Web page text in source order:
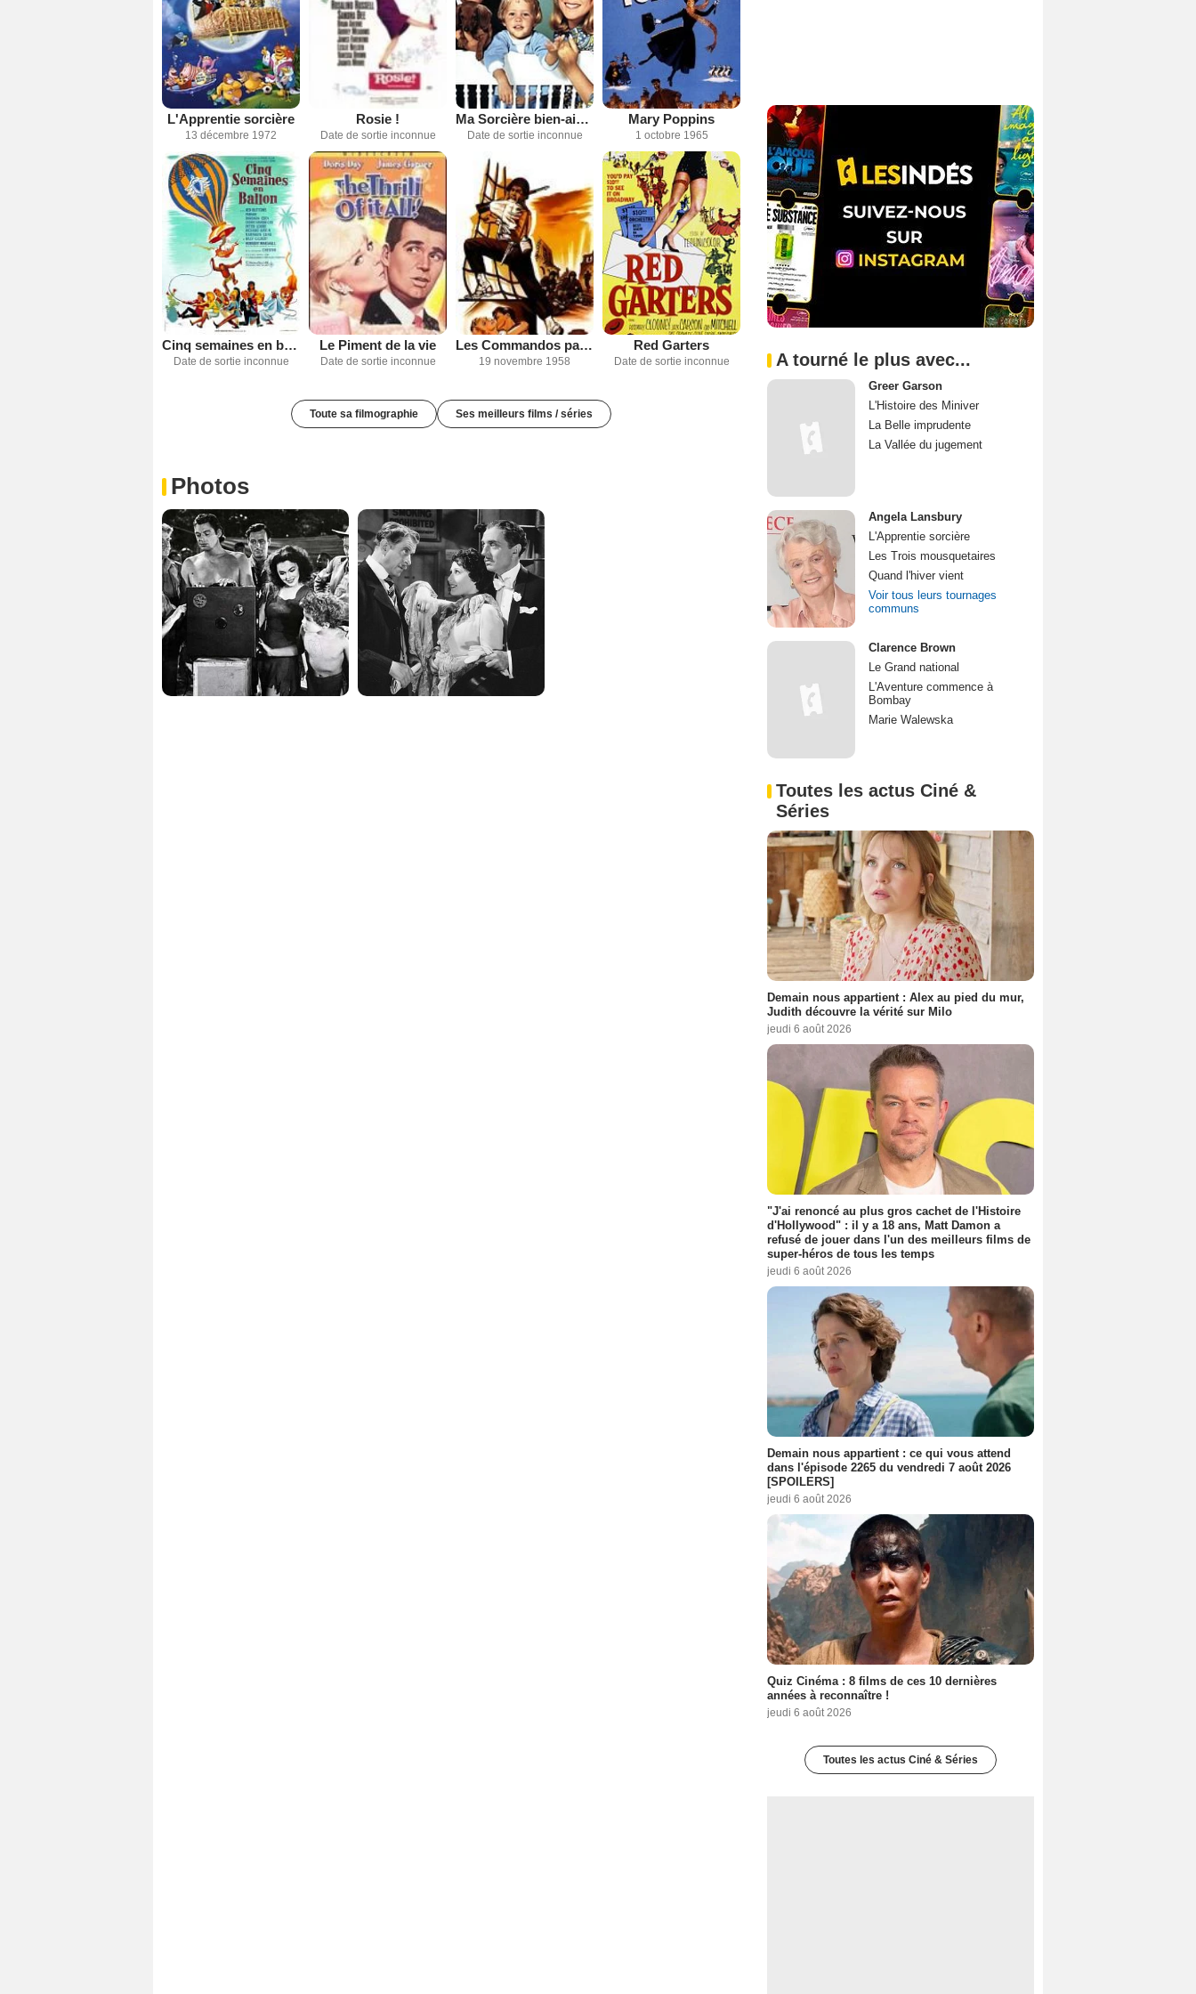
L'Apprentie sorcière
13 décembre 1972
Rosie !
Date de sortie inconnue
Ma Sorcière bien-aimée
Date de sortie inconnue
Mary Poppins
1 octobre 1965
Cinq semaines en ballon
Date de sortie inconnue
Le Piment de la vie
Date de sortie inconnue
Les Commandos passent à l'attaque
19 novembre 1958
Red Garters
Date de sortie inconnue
Toute sa filmographie Ses meilleurs films / séries
Photos
A tourné le plus avec...
Greer Garson
L'Histoire des Miniver
La Belle imprudente
La Vallée du jugement
Angela Lansbury
L'Apprentie sorcière
Les Trois mousquetaires
Quand l'hiver vient
Voir tous leurs tournages
communs
Clarence Brown
Le Grand national
L'Aventure commence à
Bombay
Marie Walewska
Toutes les actus Ciné &
Séries
Demain nous appartient : Alex au pied du mur,
Judith découvre la vérité sur Milo
jeudi 6 août 2026
"J'ai renoncé au plus gros cachet de l'Histoire
d'Hollywood" : il y a 18 ans, Matt Damon a
refusé de jouer dans l'un des meilleurs films de
super-héros de tous les temps
jeudi 6 août 2026
Demain nous appartient : ce qui vous attend
dans l'épisode 2265 du vendredi 7 août 2026
[SPOILERS]
jeudi 6 août 2026
Quiz Cinéma : 8 films de ces 10 dernières
années à reconnaître !
jeudi 6 août 2026
Toutes les actus Ciné & Séries